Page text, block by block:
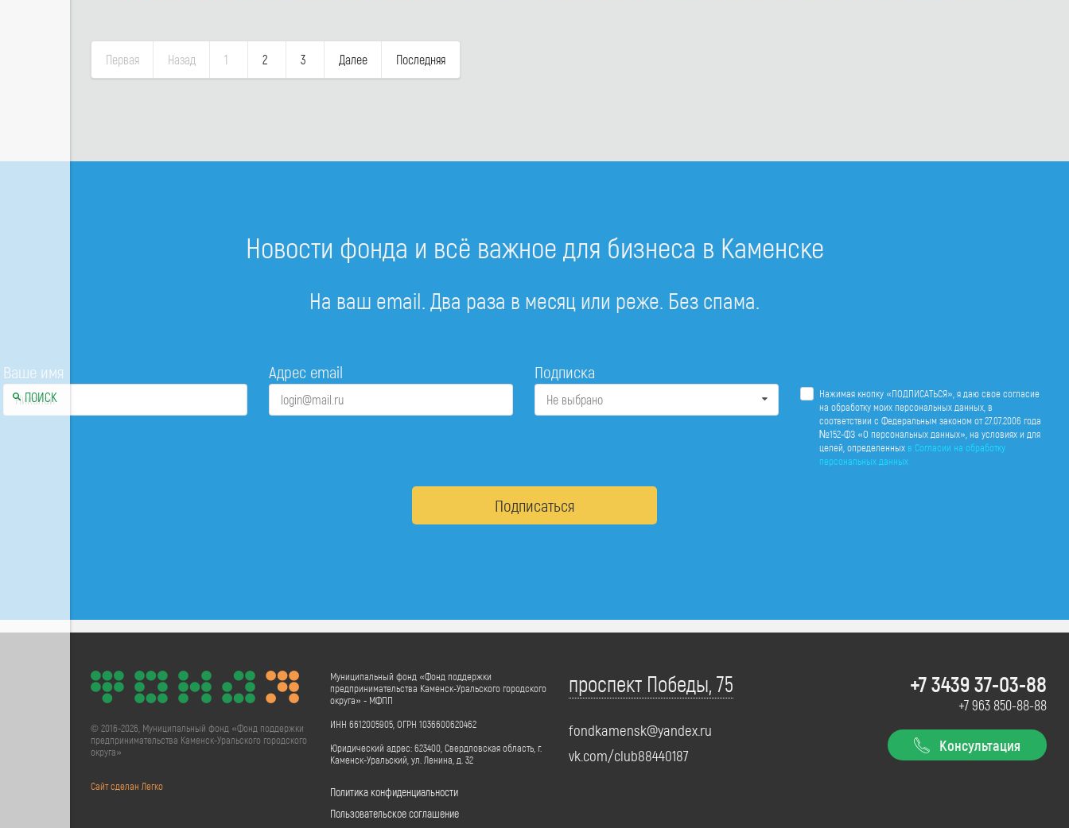
Первая Назад 1 2 3 Далее Последняя
Новости фонда и всё важное для бизнеса в Каменске
На ваш email. Два раза в месяц или реже. Без спама.
Ваше имя Адрес email Подписка
Не выбрано
Нажимая кнопку «ПОДПИСАТЬСЯ», я даю свое согласие
на обработку моих персональных данных, в
соответствии с Федеральным законом от 27.07.2006 года
№152-ФЗ «О персональных данных», на условиях и для
целей, определенных в Согласии на обработку
персональных данных
Подписаться
© 2016-2026, Муниципальный фонд «Фонд поддержки
предпринимательства Каменск-Уральского городского
округа»
Сайт сделан Легко
Муниципальный фонд «Фонд поддержки
предпринимательства Каменск-Уральского городского
округа» - МФПП
ИНН 6612005905, ОГРН 1036600620462
Юридический адрес: 623400, Свердловская область, г.
Каменск-Уральский, ул. Ленина, д. 32
Политика конфиденциальности
Пользовательское соглашение
проспект Победы, 75
fondkamensk@yandex.ru
vk.com/club88440187
+7 3439 37-03-88
+7 963 850-88-88
Консультация
ПОИСК